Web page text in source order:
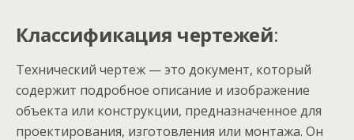
Классификация чертежей:
Технический чертеж — это документ, который
содержит подробное описание и изображение
объекта или конструкции, предназначенное для
проектирования, изготовления или монтажа. Он